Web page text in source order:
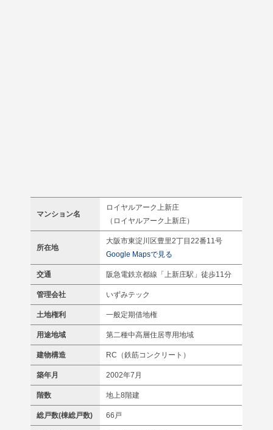
マンション名
ロイヤルアーク上新庄
（ロイヤルアーク上新庄）
所在地
大阪市東淀川区豊里2丁目22番11号
Google Mapsで見る
交通 阪急電鉄京都線「上新庄駅」徒歩11分
管理会社 いずみテック
土地権利 一般定期借地権
用途地域 第二種中高層住居専用地域
建物構造 RC（鉄筋コンクリート）
築年月 2002年7月
階数 地上8階建
総戸数(棟総戸数) 66戸